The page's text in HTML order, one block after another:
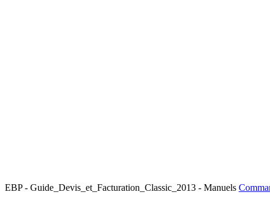
EBP - Guide_Devis_et_Facturation_Classic_2013 - Manuels